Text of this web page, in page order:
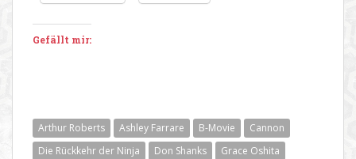
Gefällt mir:
Arthur Roberts Ashley Farrare B-Movie
Cannon
Die Rückkehr der Ninja
Don Shanks
Grace Oshita